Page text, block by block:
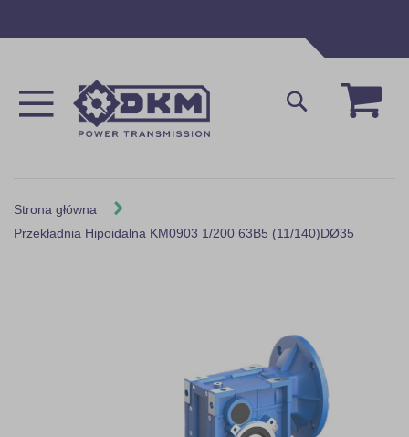
Mój
Szukaj
Strona główna
Przekładnia Hipoidalna KM0903 1/200 63B5 (11/140)DØ35